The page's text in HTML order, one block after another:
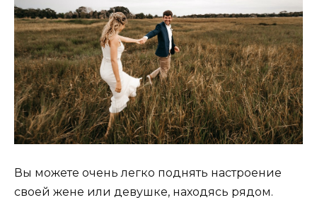
Вы можете очень легко поднять настроение
своей жене или девушке, находясь рядом.